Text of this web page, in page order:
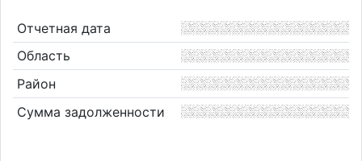
Отчетная дата
Область
Район
Сумма задолженности